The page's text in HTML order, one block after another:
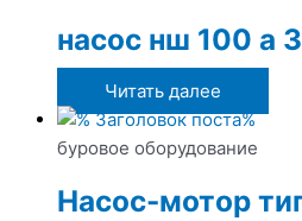
насос нш 100 а
Читать далее
буровое оборудование
Насос-мотор